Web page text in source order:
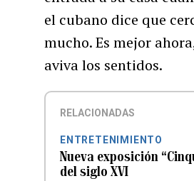
el cubano dice que
mucho. Es mejor
aviva los sentidos.
RELACIONADAS
ENTRETENIMIENTO
Nueva exposición
del siglo XVI